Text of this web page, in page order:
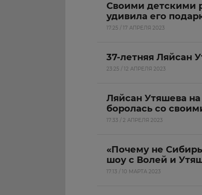
Своими детскими
удивила его
17:25 / 17 АПРЕЛЯ 2023
37-летняя Ляйсан
23:25 / 12 АПРЕЛЯ 2023
Ляйсан Утяшева
боролась со
17:33 / 2 АПРЕЛЯ 2023
«Почему не
шоу с Волей и
17:13 / 10 МАРТА 2023